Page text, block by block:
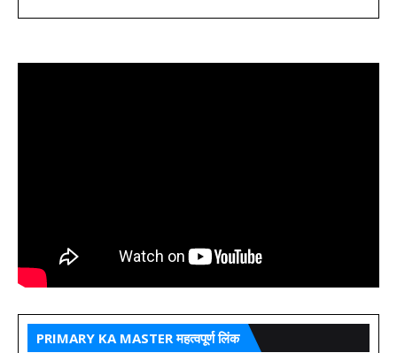
PRIMARY KA MASTER महत्वपूर्ण लिंक